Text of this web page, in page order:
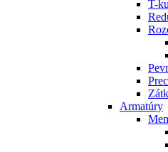
T-
Armatúry